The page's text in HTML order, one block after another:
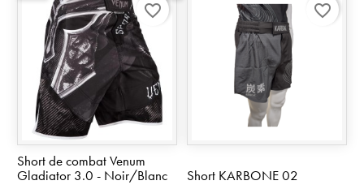
Short de combat Venum
Gladiator 3.0 - Noir/Blanc
favorite_border
Short KARBONE 02
favorite_border